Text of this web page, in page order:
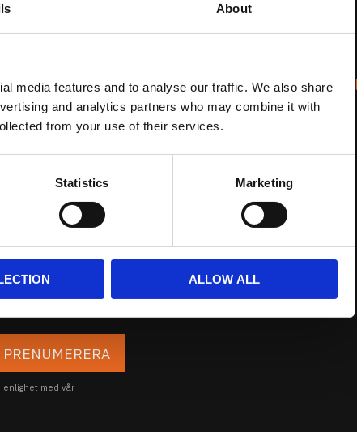
About
media features and to analyse our traffic. We also share
and analytics partners who may combine it with
from your use of their services.
Statistics Marketing
ALLOW ALL
Om
PRENUMERERA
med vår